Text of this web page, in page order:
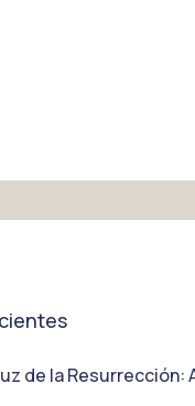
de la Resurrección: